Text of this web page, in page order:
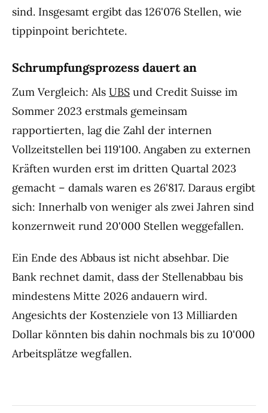
sind. Insgesamt ergibt das 126'076 Stellen, wie
tippinpoint berichtete.
Schrumpfungsprozess dauert an
Zum Vergleich: Als UBS und Credit Suisse im
Sommer 2023 erstmals gemeinsam
rapportierten, lag die Zahl der internen
Vollzeitstellen bei 119'100. Angaben zu externen
Kräften wurden erst im dritten Quartal 2023
gemacht – damals waren es 26'817. Daraus ergibt
sich: Innerhalb von weniger als zwei Jahren sind
konzernweit rund 20'000 Stellen weggefallen.
Ein Ende des Abbaus ist nicht absehbar. Die
Bank rechnet damit, dass der Stellenabbau bis
mindestens Mitte 2026 andauern wird.
Angesichts der Kostenziele von 13 Milliarden
Dollar könnten bis dahin nochmals bis zu 10'000
Arbeitsplätze wegfallen.